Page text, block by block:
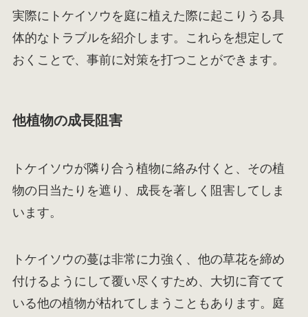
実際にトケイソウを庭に植えた際に起こりうる具
体的なトラブルを紹介します。これらを想定して
おくことで、事前に対策を打つことができます。
他植物の成長阻害
トケイソウが隣り合う植物に絡み付くと、その植
物の日当たりを遮り、成長を著しく阻害してしま
います。
トケイソウの蔓は非常に力強く、他の草花を締め
付けるようにして覆い尽くすため、大切に育てて
いる他の植物が枯れてしまうこともあります。庭